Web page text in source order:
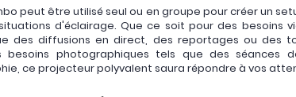
peut être utilisé seul ou en groupe pour créer un
d'éclairage. Que ce soit pour des besoins
des diffusions en direct, des reportages ou des
besoins photographiques tels que des séances
ce projecteur polyvalent saura répondre à vos